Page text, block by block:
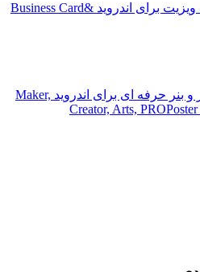
اندروید &Business Card
نرم افزار طراحی پوستر و بنر حرفه ای برای اندروید Maker,
Creator, Arts,